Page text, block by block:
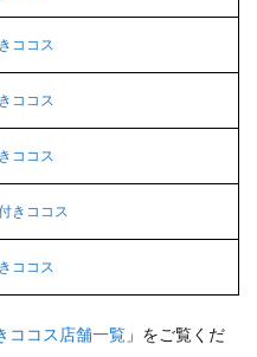
ココス
ココス
ココス
きココス
ココス
ココス店舗一覧 」をご覧くだ